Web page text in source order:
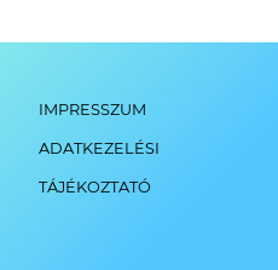
IMPRESSZUM
ADATKEZELÉSI
TÁJÉKOZTATÓ